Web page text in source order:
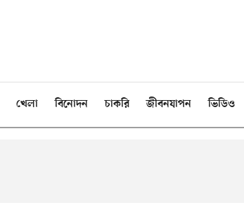
খেলা বিনোদন চাকরি জীবনযাপন ভিডিও